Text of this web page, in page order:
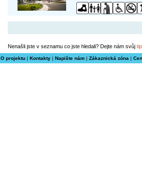
Nenašli jste v seznamu co jste hledali? Dejte nám svůj tip
O projektu| Kontakty| Napište nám| Zákaznická zóna |